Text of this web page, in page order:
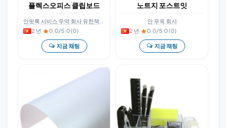
플렉스오피스 클립보드
2 년· 0.0/5.0 (0)
지금 채팅
노트지 포스트잇
안 푸옥 회사
2 년· 0.0/5.0 (0)
지금 채팅